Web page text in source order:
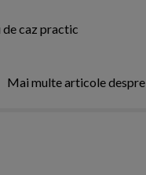
de caz practic
Mai multe articole despre